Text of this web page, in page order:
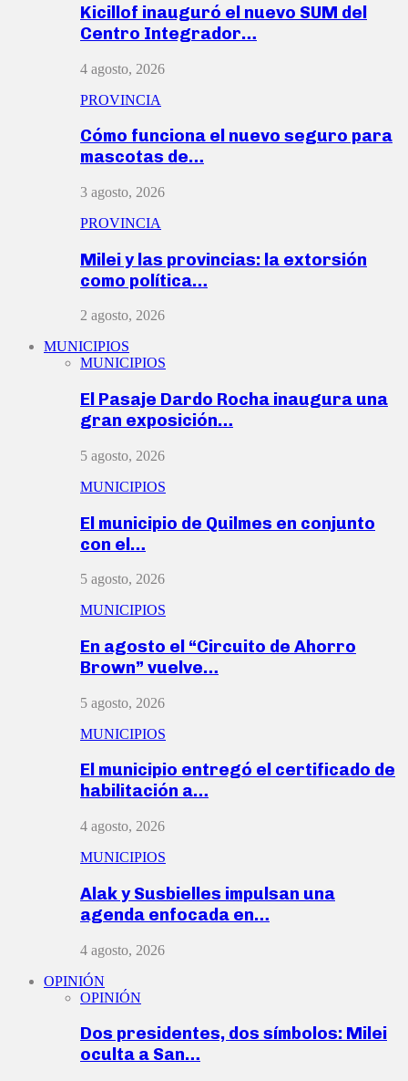
Kicillof inauguró el nuevo SUM del
Centro Integrador…
4 agosto, 2026
PROVINCIA
Cómo funciona el nuevo seguro para
mascotas de…
3 agosto, 2026
PROVINCIA
Milei y las provincias: la extorsión
como política…
2 agosto, 2026
MUNICIPIOS
MUNICIPIOS
El Pasaje Dardo Rocha inaugura una
gran exposición…
5 agosto, 2026
MUNICIPIOS
El municipio de Quilmes en conjunto
con el…
5 agosto, 2026
MUNICIPIOS
En agosto el “Circuito de Ahorro
Brown” vuelve…
5 agosto, 2026
MUNICIPIOS
El municipio entregó el certificado de
habilitación a…
4 agosto, 2026
MUNICIPIOS
Alak y Susbielles impulsan una
agenda enfocada en…
4 agosto, 2026
OPINIÓN
OPINIÓN
Dos presidentes, dos símbolos: Milei
oculta a San…